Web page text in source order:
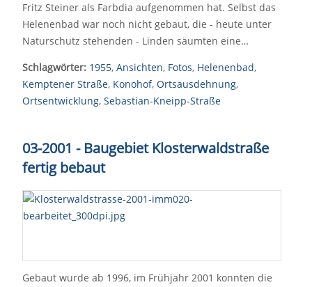
Fritz Steiner als Farbdia aufgenommen hat. Selbst das
Helenenbad war noch nicht gebaut, die - heute unter
Naturschutz stehenden - Linden säumten eine…
Schlagwörter: 1955, Ansichten, Fotos, Helenenbad,
Kemptener Straße, Konohof, Ortsausdehnung,
Ortsentwicklung, Sebastian-Kneipp-Straße
03-2001 - Baugebiet Klosterwaldstraße
fertig bebaut
Gebaut wurde ab 1996, im Frühjahr 2001 konnten die